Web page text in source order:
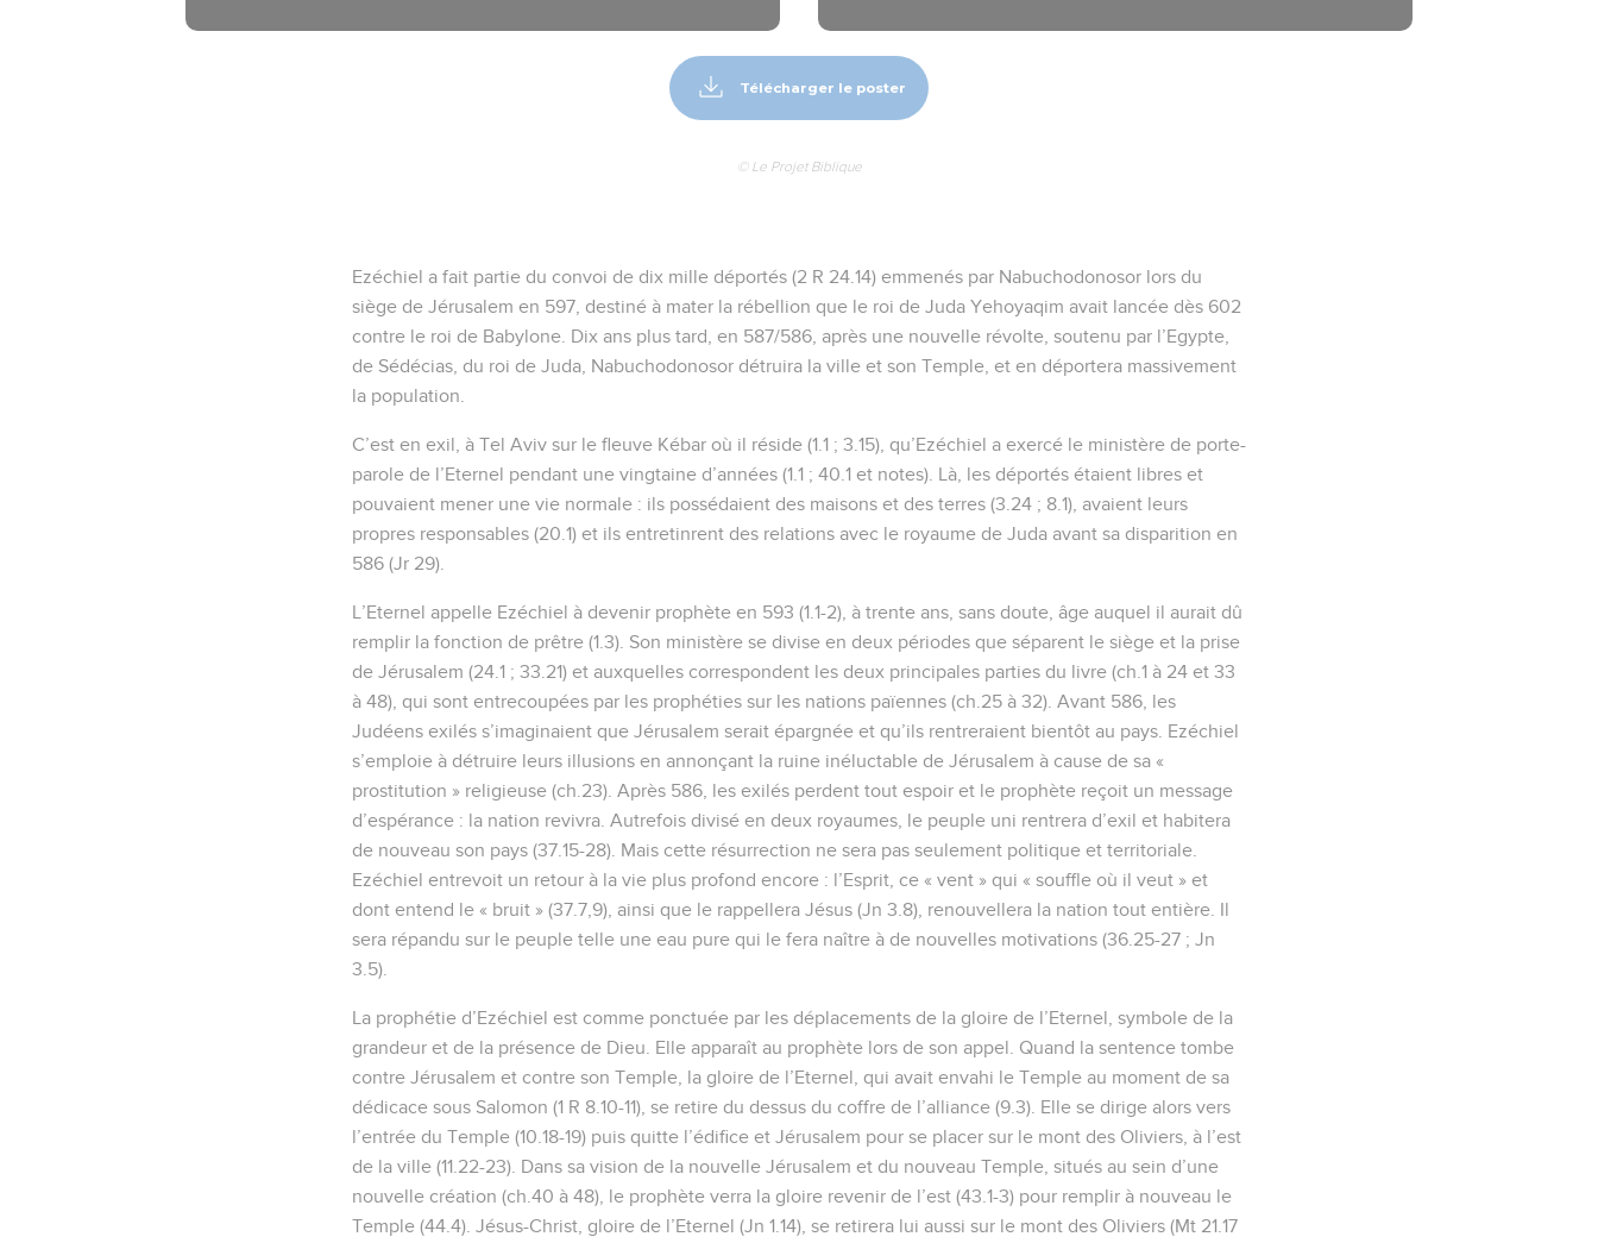
Télécharger le poster
© Le Projet Biblique
Ezéchiel a fait partie du convoi de dix mille déportés (2 R 24.14) emmenés par Nabuchodonosor lors du
siège de Jérusalem en 597, destiné à mater la rébellion que le roi de Juda Yehoyaqim avait lancée dès 602
contre le roi de Babylone. Dix ans plus tard, en 587/586, après une nouvelle révolte, soutenu par l’Egypte,
de Sédécias, du roi de Juda, Nabuchodonosor détruira la ville et son Temple, et en déportera massivement
la population.
C’est en exil, à Tel Aviv sur le fleuve Kébar où il réside (1.1 ; 3.15), qu’Ezéchiel a exercé le ministère de porte-
parole de l’Eternel pendant une vingtaine d’années (1.1 ; 40.1 et notes). Là, les déportés étaient libres et
pouvaient mener une vie normale : ils possédaient des maisons et des terres (3.24 ; 8.1), avaient leurs
propres responsables (20.1) et ils entretinrent des relations avec le royaume de Juda avant sa disparition en
586 (Jr 29).
L’Eternel appelle Ezéchiel à devenir prophète en 593 (1.1-2), à trente ans, sans doute, âge auquel il aurait dû
remplir la fonction de prêtre (1.3). Son ministère se divise en deux périodes que séparent le siège et la prise
de Jérusalem (24.1 ; 33.21) et auxquelles correspondent les deux principales parties du livre (ch.1 à 24 et 33
à 48), qui sont entrecoupées par les prophéties sur les nations païennes (ch.25 à 32). Avant 586, les
Judéens exilés s’imaginaient que Jérusalem serait épargnée et qu’ils rentreraient bientôt au pays. Ezéchiel
s’emploie à détruire leurs illusions en annonçant la ruine inéluctable de Jérusalem à cause de sa «
prostitution » religieuse (ch.23). Après 586, les exilés perdent tout espoir et le prophète reçoit un message
d’espérance : la nation revivra. Autrefois divisé en deux royaumes, le peuple uni rentrera d’exil et habitera
de nouveau son pays (37.15-28). Mais cette résurrection ne sera pas seulement politique et territoriale.
Ezéchiel entrevoit un retour à la vie plus profond encore : l’Esprit, ce « vent » qui « souffle où il veut » et
dont entend le « bruit » (37.7,9), ainsi que le rappellera Jésus (Jn 3.8), renouvellera la nation tout entière. Il
sera répandu sur le peuple telle une eau pure qui le fera naître à de nouvelles motivations (36.25-27 ; Jn
3.5).
La prophétie d’Ezéchiel est comme ponctuée par les déplacements de la gloire de l’Eternel, symbole de la
grandeur et de la présence de Dieu. Elle apparaît au prophète lors de son appel. Quand la sentence tombe
contre Jérusalem et contre son Temple, la gloire de l’Eternel, qui avait envahi le Temple au moment de sa
dédicace sous Salomon (1 R 8.10-11), se retire du dessus du coffre de l’alliance (9.3). Elle se dirige alors vers
l’entrée du Temple (10.18-19) puis quitte l’édifice et Jérusalem pour se placer sur le mont des Oliviers, à l’est
de la ville (11.22-23). Dans sa vision de la nouvelle Jérusalem et du nouveau Temple, situés au sein d’une
nouvelle création (ch.40 à 48), le prophète verra la gloire revenir de l’est (43.1-3) pour remplir à nouveau le
Temple (44.4). Jésus-Christ, gloire de l’Eternel (Jn 1.14), se retirera lui aussi sur le mont des Oliviers (Mt 21.17